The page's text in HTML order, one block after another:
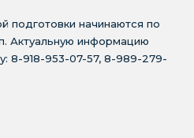
подготовки начинаются по
Актуальную информацию
8-918-953-07-57, 8-989-279-